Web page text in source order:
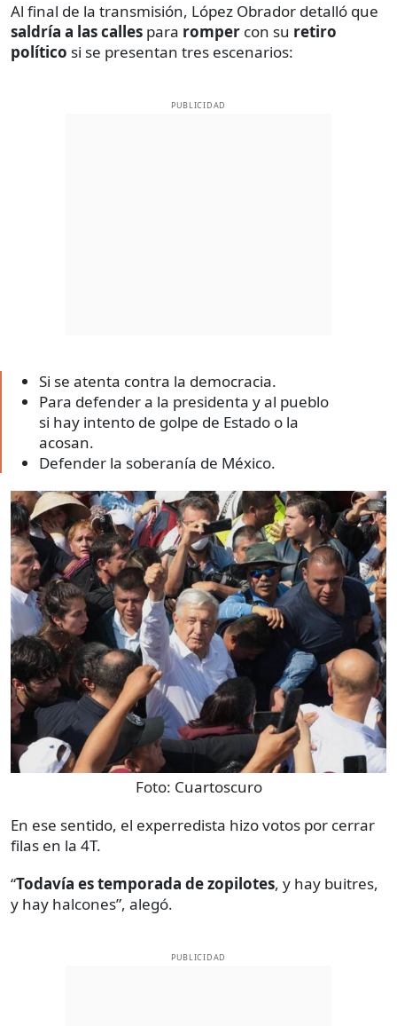
Al final de la transmisión, López Obrador detalló que
saldría a las calles para romper con su retiro
político si se presentan tres escenarios:
PUBLICIDAD
Si se atenta contra la democracia.
Para defender a la presidenta y al pueblo
si hay intento de golpe de Estado o la
acosan.
Defender la soberanía de México.
Foto: Cuartoscuro
En ese sentido, el experredista hizo votos por cerrar
filas en la 4T.
“Todavía es temporada de zopilotes, y hay buitres,
y hay halcones”, alegó.
PUBLICIDAD